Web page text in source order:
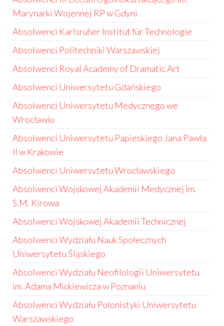
Marynarki Wojennej RP w Gdyni
Absolwenci Karlsruher Institut für Technologie
Absolwenci Politechniki Warszawskiej
Absolwenci Royal Academy of Dramatic Art
Absolwenci Uniwersytetu Gdańskiego
Absolwenci Uniwersytetu Medycznego we
Wrocławiu
Absolwenci Uniwersytetu Papieskiego Jana Pawła
II w Krakowie
Absolwenci Uniwersytetu Wrocławskiego
Absolwenci Wojskowej Akademii Medycznej im.
S.M. Kirowa
Absolwenci Wojskowej Akademii Technicznej
Absolwenci Wydziału Nauk Społecznych
Uniwersytetu Śląskiego
Absolwenci Wydziału Neofilologii Uniwersytetu
im. Adama Mickiewicza w Poznaniu
Absolwenci Wydziału Polonistyki Uniwersytetu
Warszawskiego